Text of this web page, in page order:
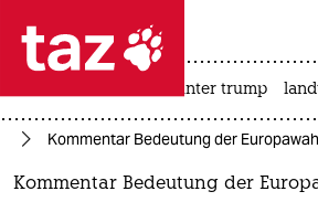
 taz zahl ich
taz zahl ich
usa unter trump
Kommentar Bedeutung der
Kommentar Bedeutung der